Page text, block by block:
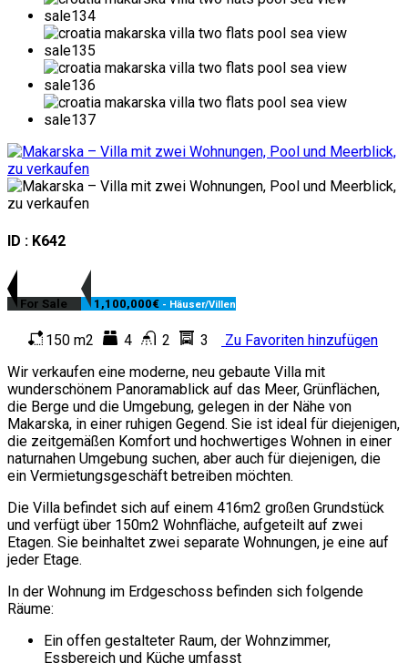
ID : K642
For Sale 1,100,000€ - Häuser/Villen
150 m2 4 2 3
Zu Favoriten hinzufügen
Wir verkaufen eine moderne, neu gebaute Villa mit
wunderschönem Panoramablick auf das Meer, Grünflächen,
die Berge und die Umgebung, gelegen in der Nähe von
Makarska, in einer ruhigen Gegend. Sie ist ideal für diejenigen,
die zeitgemäßen Komfort und hochwertiges Wohnen in einer
naturnahen Umgebung suchen, aber auch für diejenigen, die
ein Vermietungsgeschäft betreiben möchten.
Die Villa befindet sich auf einem 416m2 großen Grundstück
und verfügt über 150m2 Wohnfläche, aufgeteilt auf zwei
Etagen. Sie beinhaltet zwei separate Wohnungen, je eine auf
jeder Etage.
In der Wohnung im Erdgeschoss befinden sich folgende
Räume:
Ein offen gestalteter Raum, der Wohnzimmer,
Essbereich und Küche umfasst